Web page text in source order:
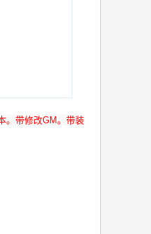
。带修改GM。带装